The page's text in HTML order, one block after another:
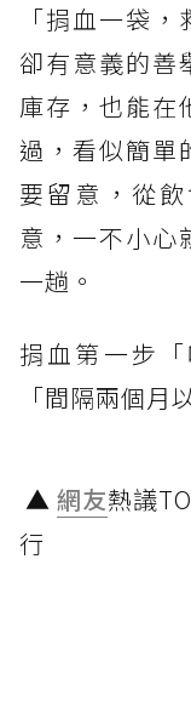
「捐血一袋
卻有意義的善
庫存，也能在
過，看似簡單
要留意，從
意，一不小心
一趟。
捐血第一步
「間隔兩個月
▲ 網友熱議
行